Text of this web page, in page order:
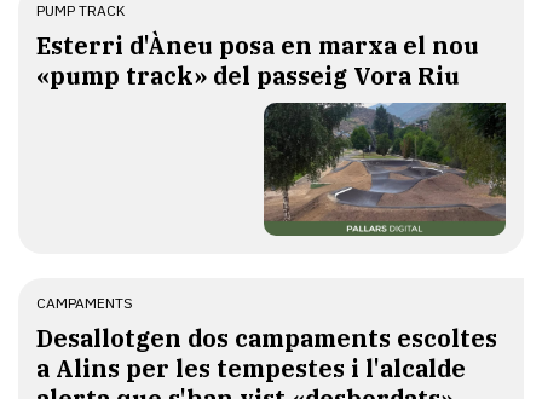
PUMP TRACK
Esterri d'Àneu posa en marxa el nou
«pump track» del passeig Vora Riu
CAMPAMENTS
​Desallotgen dos campaments escoltes
a Alins per les tempestes i l'alcalde